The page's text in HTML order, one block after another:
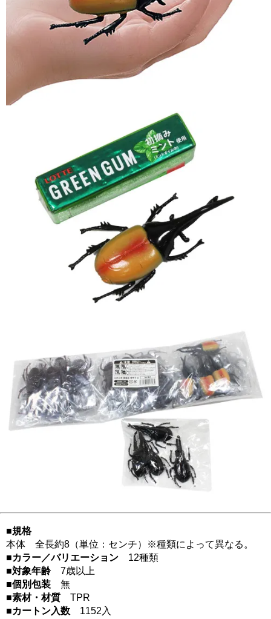
■規格
本体 全長約8（単位：センチ）※種類によって異なる。
■カラー／バリエーション 12種類
■対象年齢 7歳以上
■個別包装 無
■素材・材質 TPR
■カートン入数 1152入